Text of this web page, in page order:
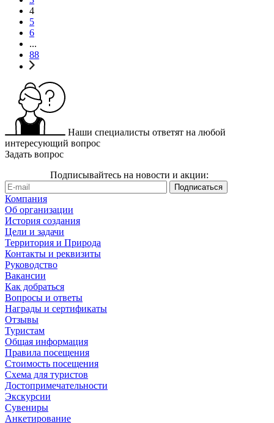
4
5
6
...
88
Наши специалисты ответят на любой
интересующий вопрос
Задать вопрос
Подписывайтесь на новости и акции:
Компания
Об организации
История создания
Цели и задачи
Территория и Природа
Контакты и реквизиты
Руководство
Вакансии
Как добраться
Вопросы и ответы
Награды и сертификаты
Отзывы
Туристам
Общая информация
Правила посещения
Стоимость посещения
Схема для туристов
Достопримечательности
Экскурсии
Сувениры
Анкетирование